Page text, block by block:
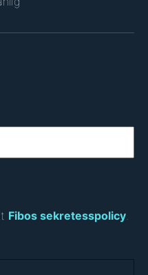
Fibos sekretesspolicy.